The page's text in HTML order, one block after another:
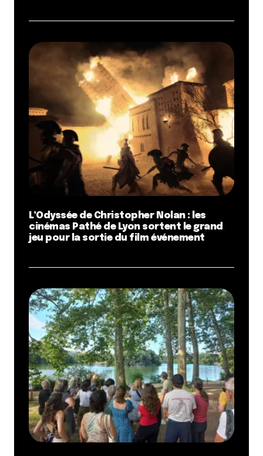
L’Odyssée de Christopher Nolan : les
cinémas Pathé de Lyon sortent le grand
jeu pour la sortie du film événement